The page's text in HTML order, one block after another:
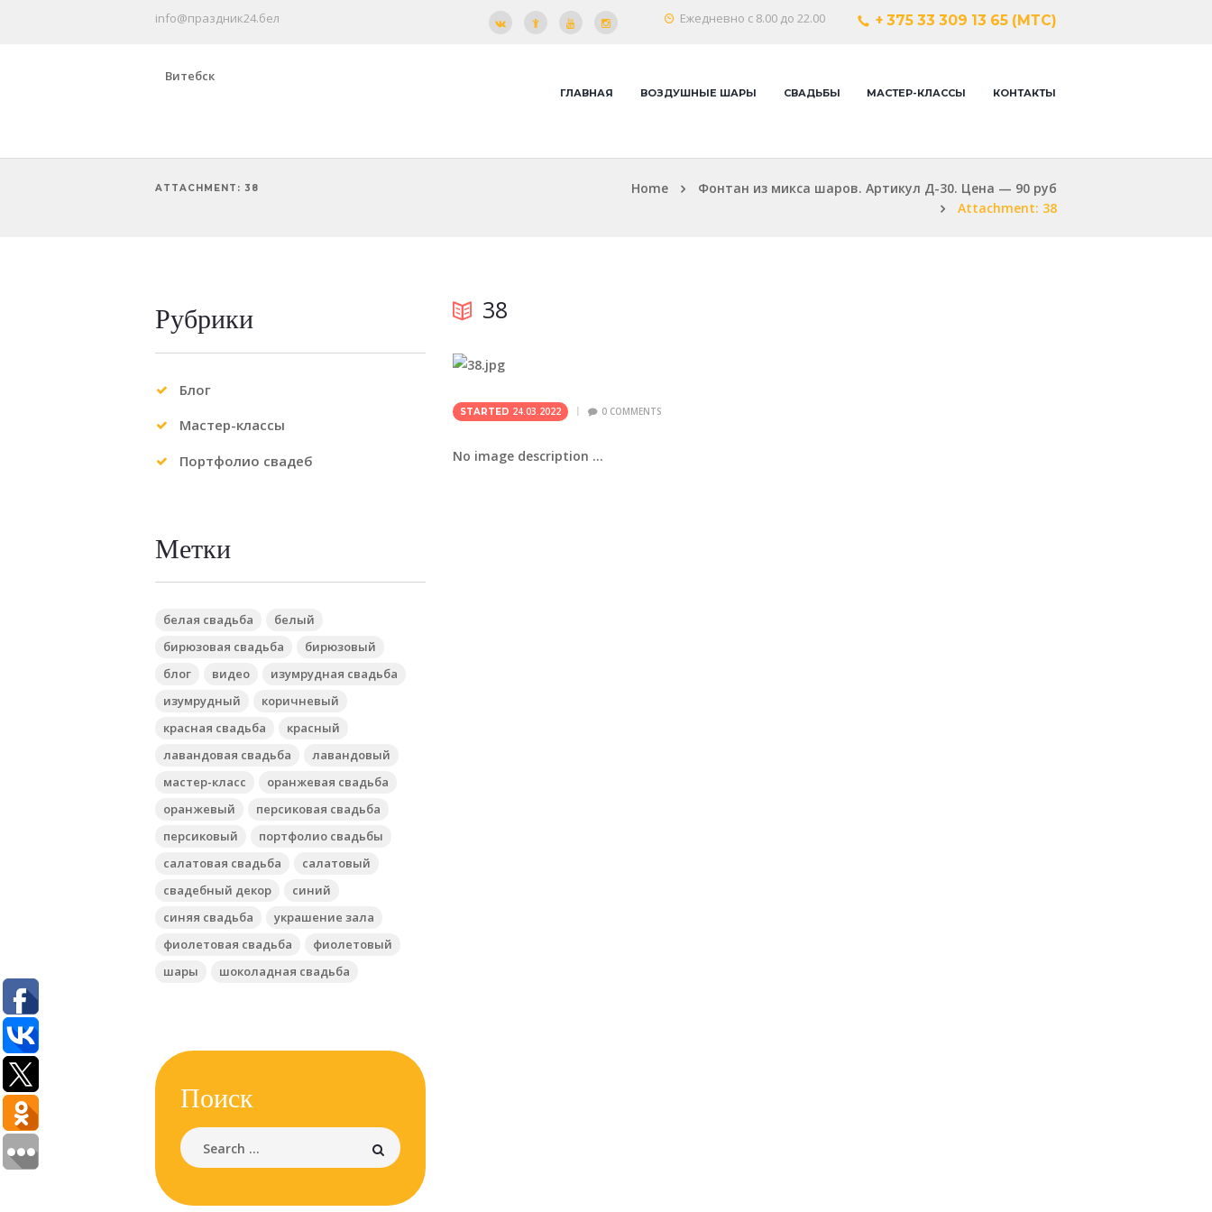
+ 375 33 309 13 65 (МТС)
Ежедневно с 8.00 до 22.00
info@праздник24.бел
Витебск
ГЛАВНАЯ ВОЗДУШНЫЕ ШАРЫ СВАДЬБЫ МАСТЕР-КЛАССЫ КОНТАКТЫ
ATTACHMENT: 38 Home
Фонтан из микса шаров. Артикул Д-30. Цена — 90 руб
Attachment: 38
38
STARTED 24.03.2022 0COMMENTS
No image description ...
Рубрики
Блог
Мастер-классы
Портфолио свадеб
Метки
белая свадьба
белый
бирюзовая свадьба
бирюзовый
блог
видео
изумрудная свадьба
изумрудный
коричневый
красная свадьба
красный
лавандовая свадьба
лавандовый
мастер-класс
оранжевая свадьба
оранжевый
персиковая свадьба
персиковый
портфолио свадьбы
салатовая свадьба
салатовый
свадебный декор
синий
синяя свадьба
украшение зала
фиолетовая свадьба
фиолетовый
шары
шоколадная свадьба
Поиск